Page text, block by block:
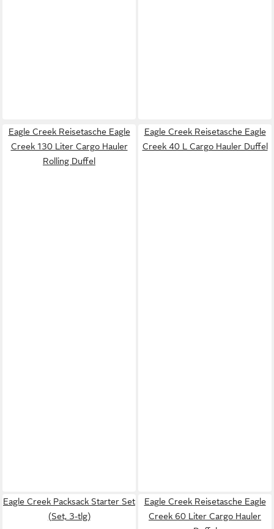
Eagle Creek Reisetasche Eagle
Creek 130 Liter Cargo Hauler
Rolling Duffel
Eagle Creek Reisetasche Eagle
Creek 40 L Cargo Hauler Duffel
Eagle Creek Packsack Starter Set
(Set, 3-tlg)
Eagle Creek Reisetasche Eagle
Creek 60 Liter Cargo Hauler